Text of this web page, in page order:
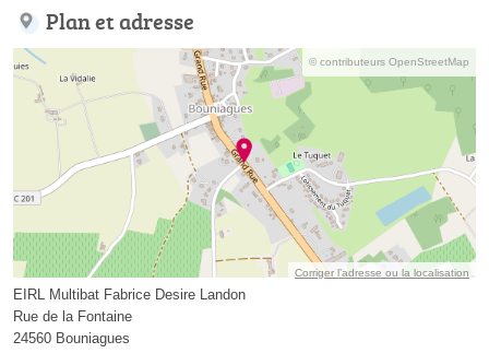
Plan et adresse
© contributeurs OpenStreetMap
Corriger l’adresse ou la localisation
EIRL Multibat Fabrice Desire Landon
Rue de la Fontaine
24560 Bouniagues